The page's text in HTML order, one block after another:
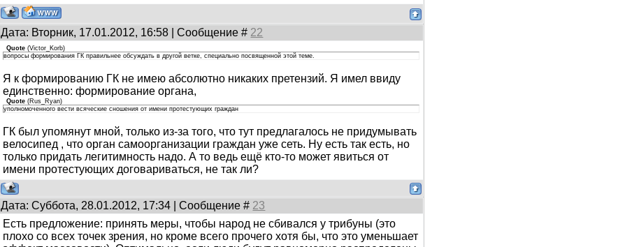
Дата: Вторник, 17.01.2012, 16:58 | Сообщение # 22
Quote (Victor_Korb)
вопросы формирования ГК правильнее обсуждать в другой ветке, специально посвященной этой теме.
Я к формированию ГК не имею абсолютно никаких претензий. Я имел ввиду
единственно: формирование органа,
Quote (Rus_Ryan)
уполномоченного вести всяческие сношения от имени протестующих граждан
ГК был упомянут мной, только из-за того, что тут предлагалось не придумывать
велосипед , что орган самоорганизации граждан уже сеть. Ну есть так есть, но
только придать легитимность надо. А то ведь ещё кто-то может явиться от
имени протестующих договариваться, не так ли?
Дата: Суббота, 28.01.2012, 17:34 | Сообщение # 23
Есть предложение: принять меры, чтобы народ не сбивался у трибуны (это
плохо со всех точек зрения, но кроме всего прочего хотя бы, что это уменьшает